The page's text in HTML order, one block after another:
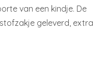
van een kindje. De
geleverd, extra